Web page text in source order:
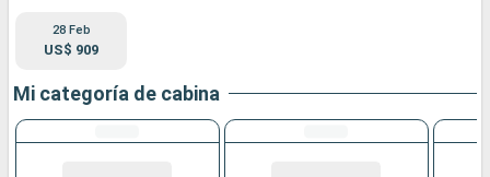
28 Feb
US$ 909
Mi categoría de cabina